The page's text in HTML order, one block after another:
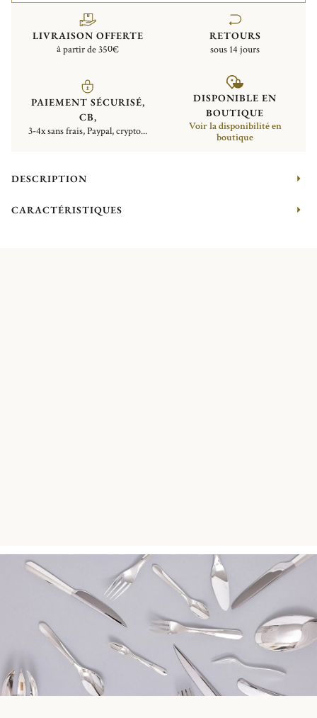
LIVRAISON OFFERTE
à partir de 350€
RETOURS
sous 14 jours
PAIEMENT SÉCURISÉ,
CB,
3-4x sans frais, Paypal, crypto...
DISPONIBLE EN
BOUTIQUE
Voir la disponibilité en
boutique
DESCRIPTION
CARACTÉRISTIQUES